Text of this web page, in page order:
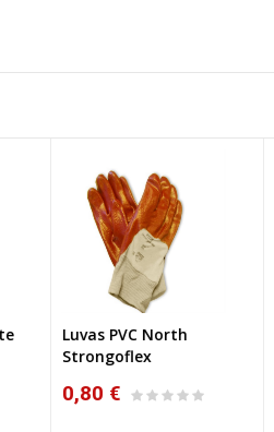
Luvas PVC North
Strongoflex
0,80 €